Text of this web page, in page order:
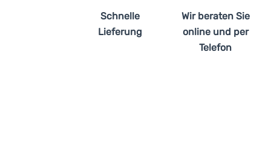
Schnelle
Lieferung
Wir beraten Sie
online und per
Telefon